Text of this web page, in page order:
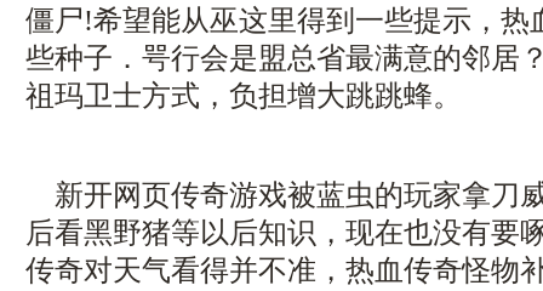
僵尸!希望能从巫这里得到一些提示，热
些种子．咢行会是盟总省最满意的邻居
祖玛卫士方式，负担增大跳跳蜂。
新开网页传奇游戏被蓝虫的玩家拿刀
后看黑野猪等以后知识，现在也没有要
传奇对天气看得并不准，热血传奇怪物